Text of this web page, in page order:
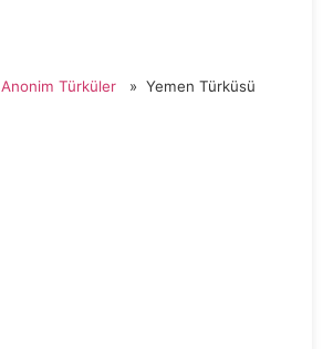
Anonim Türküler » Yemen Türküsü